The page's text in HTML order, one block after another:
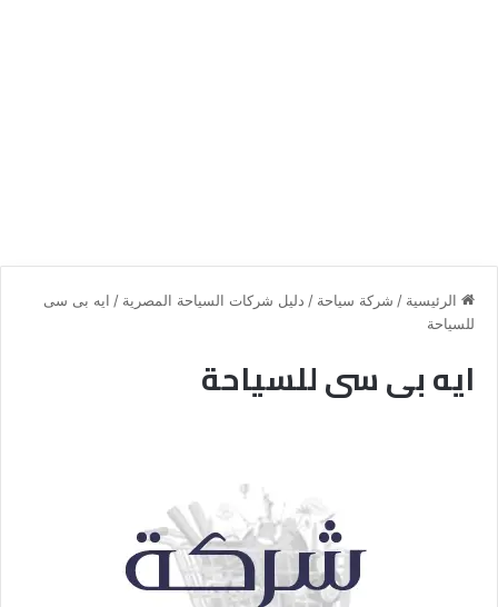
الرئيسية / شركة سياحة / دليل شركات السياحة المصرية / ايه بى سى
للسياحة
ايه بى سى للسياحة